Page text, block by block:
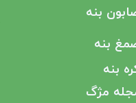
بنه
بنه
بنه
مژگ